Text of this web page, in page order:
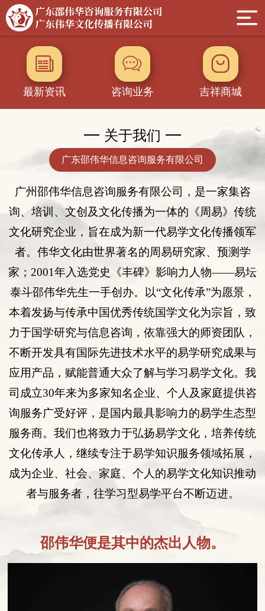
最新资讯 咨询业务 吉祥商城
关于我们
广东邵伟华信息咨询服务有限公司
广州邵伟华信息咨询服务有限公司，是一家集咨
询、 培训、文创及文化传播为一体的 《周易》 传统
文化研究企业 ，旨在成为新一代易学文化传播领军
者。伟华文化由世界著名的周易研究家、 预测学
家； 2001年入选党史《丰碑》影响力人物——易坛
泰斗邵伟华先生一手创办。以“文化传承”为愿景，
本着发扬与传承中国优秀传统国学文化为宗旨，致
力于国学研究与信息咨询 ，依靠强大的师资团队，
不断开发具有国际先进技术水平的易学研究成果与
应用产品，赋能普通大众了解与学习易学文化。我
司 成立30年来为多家知名企业、 个人 及家庭提供咨
询服务广受好评 ，是国内最具影响力的易学生态型
服务商。我们也将致力于弘扬易学文化，培养传统
文化传承人，继续专注于易学知识服务领域拓展，
成为企业、社会、家庭、个人的易学文化知识推动
者与服务者，往学习型易学平台不断迈进。
邵伟华便是其中的杰出人物。